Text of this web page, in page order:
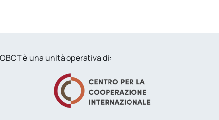
OBCT è una unità operativa di: